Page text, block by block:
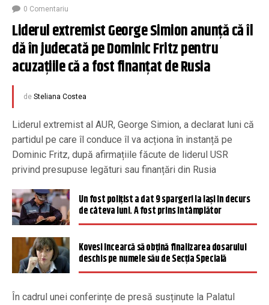
0 Comentariu
Liderul extremist George Simion anunță că îl
dă în judecată pe Dominic Fritz pentru
acuzațiile că a fost finanțat de Rusia
de Steliana Costea
Liderul extremist al AUR, George Simion, a declarat luni că
partidul pe care îl conduce îl va acționa în instanță pe
Dominic Fritz, după afirmațiile făcute de liderul USR
privind presupuse legături sau finanțări din Rusia
Un fost polițist a dat 9 spargeri la Iași în decurs
de câteva luni. A fost prins întâmplător
Kovesi încearcă să obțină finalizarea dosarului
deschis pe numele său de Secția Specială
În cadrul unei conferințe de presă susținute la Palatul